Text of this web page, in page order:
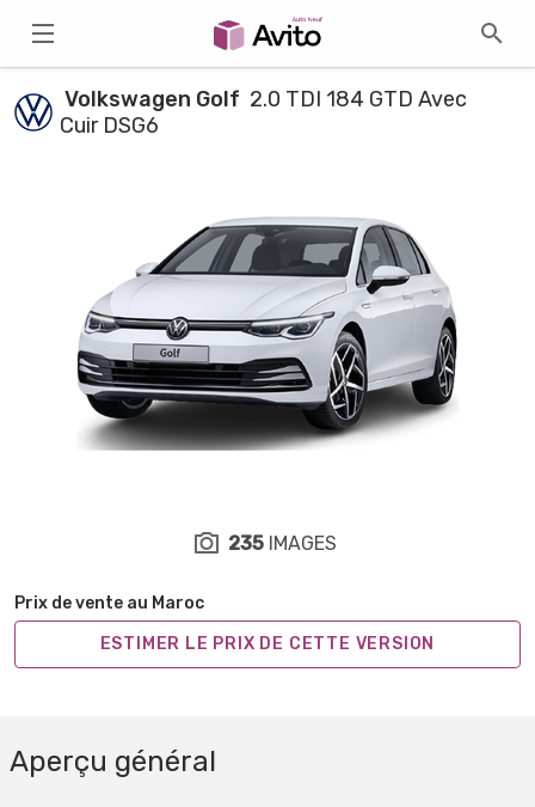
Volkswagen Golf 2.0 TDI 184 GTD Avec
Cuir DSG6
Prix de vente au Maroc
ESTIMER LE PRIX DE CETTE VERSION
235 IMAGES
Aperçu général